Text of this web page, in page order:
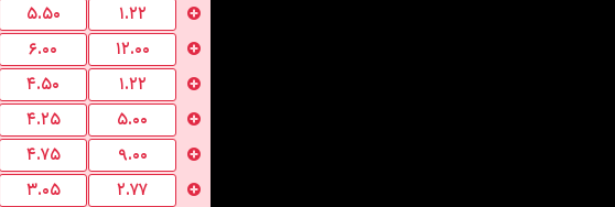
۵.۵۰
۱.۲۲
۶.۰۰
۱۲.۰۰
۴.۵۰
۱.۲۲
۴.۲۵
۵.۰۰
۴.۷۵
۹.۰۰
۳.۰۵
۲.۷۷